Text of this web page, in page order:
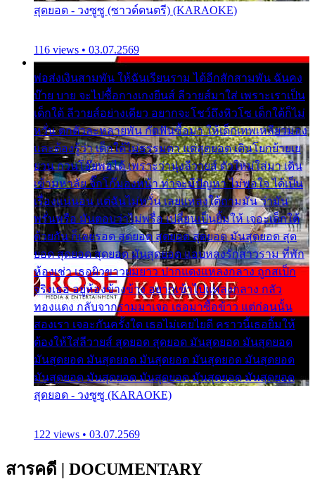
สุดยอด - วงซูซู (ซาวด์ดนตรี) (KARAOKE)
116 views • 03.07.2569
พ่อส่งเงินสามพัน ให้ฉันเรียนราม ได้อีกสักสามพัน ฉันคง
บ๊าย บาย จะไปซื้อกางเกงยีนส์ ลีวายส์มาใส่ เพราะเราเป็น
เด็กใต้ ลีวายส์อย่างเดียว อยากจะโชว์ถึงหิวโซ เด็กใต้ก็ไม่
หวั่น ตกตัวละหลายพัน กัดฟันซื้อมา ให้เด็กเทพเหลียวมอง
และต้องรู้ว่า เด็กใต้ไม่ธรรมดา แต่สุดยอด เดินโยกย้ายเย
ยวน กวนโอ๊ยพอได้ เพราะว่านุ่งลีวายส์ ตัวใหม่ใส่มา เดิน
เข้ามหาลัย จิ๊กโก๊มองหน้า ท่าจะมีปัญหา ไม่พอใจ ได้เป็น
เรื่องแน่นอน แต่ฉันไม่หวั่น เลยแหลงใต้ถามมัน ว่ามัน
พรั่นพรือ มันตอบว่าไม่พรื่อ เปลี่ยนเป็นยิ้มให้ เจอะเด็กใต้
ด้วยกัน ก็เลยรอด สุดยอด สุดยอด สุดยอด มันสุดยอด สุด
ยอด สุดยอด สุดยอด มันสุดยอด แอบหลงรักสาวราม ที่พัก
ห้องเช่า เธอผิวขาวผมยาว ปากแดงแหลงกลาง ถูกสเป็ก
จริงเธอ อยู่ห้องข้างข้าง อยากเข้าไปแหลงกลาง กลัว
ทองแดง กลับจากรามมาเจอ เธอมาซื้อข้าว แต่ก่อนนั้น
สองเรา เจอะกันครั้งใด เธอไม่เคยไยดี คราวนี้เธอยิ้มให้
ต้องให้ใส่ลีวายส์ สุดยอด สุดยอด มันสุดยอด มันสุดยอด
มันสุดยอด มันสุดยอด มันสุดยอด มันสุดยอด มันสุดยอด
มันสุดยอด มันสุดยอด มันสุดยอด มันสุดยอด มันสุดยอด
สุดยอด - วงซูซู (KARAOKE)
122 views • 03.07.2569
สารคดี | DOCUMENTARY